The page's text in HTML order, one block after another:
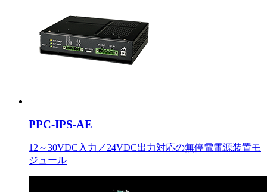
PPC-IPS-AE
12～30VDC入力／24VDC出力対応の無停電電源装置モ
ジュール